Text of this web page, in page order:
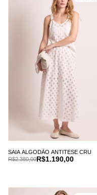
SAIA ALGODÃO ANTITESE CRU
R$1.190,00
R$2.380,00